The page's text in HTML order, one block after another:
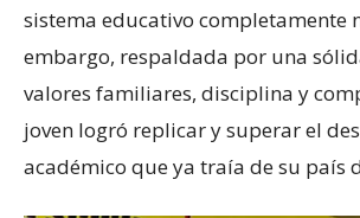
sistema educativo completamente
embargo, respaldada por una
valores familiares, disciplina y
joven logró replicar y superar el
académico que ya traía de su país